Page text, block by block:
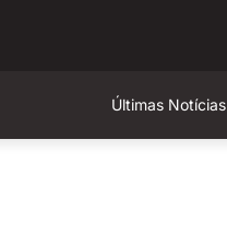
Últimas Notícias